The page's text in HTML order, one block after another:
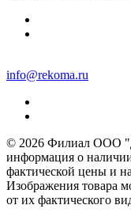
info@rekoma.ru
© 2026 Филиал ООО
информация о
фактической цены и
Изображения товара
от их фактического